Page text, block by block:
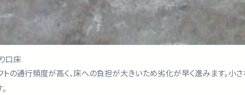
口床
トの通行頻度が高く、床への負担が大きいため劣化が早く進みます。